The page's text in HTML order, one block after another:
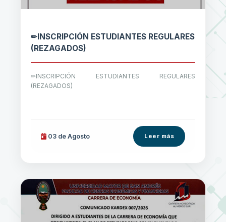
✏INSCRIPCIÓN ESTUDIANTES REGULARES
(REZAGADOS)
✏INSCRIPCIÓN ESTUDIANTES REGULARES
(REZAGADOS)
03 de Agosto Leer más